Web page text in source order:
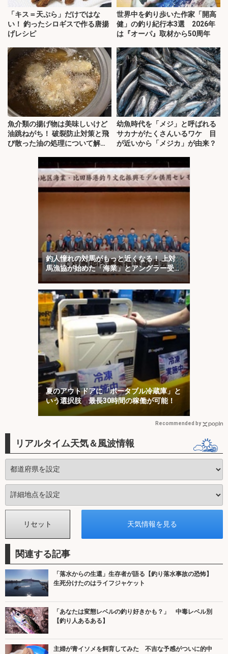
「キス＝天ぷら」だけではな
い！ 釣ったシロギスで作る唐揚
げレシピ
世界中を釣り歩いた作家「開高
健」の釣り紀行本3選 2026年
は『オーパ』取材から50周年
魚介類の揚げ物は美味しいけど
油跳ねがち！ 破裂防止対策と飛
び散った油の処理について解
幼魚時代を「メジ」と呼ばれる
サカナがたくさんいるワケ 目
が近いから「メジカ」が由来？
釣人憧れの対馬がもっと近くなる！ 上対
馬漁協が始めた「海業」とアングラー受け
入れ最前線を取材
夏のアウトドアに「ポータブル冷蔵庫」と
いう選択肢 最長30時間の稼働が可能！
Recommended by
リアルタイム天気＆風波情報
関連する記事
「落水からの生還」生存者が語る【釣り落水事故の恐怖】
生死分けたのはライフジャケット
「あなたは変態レベルの釣り好きかも？」 中毒レベル別
【釣り人あるある】
主婦が青イソメを飼育してみた 不吉な予感がついに的中